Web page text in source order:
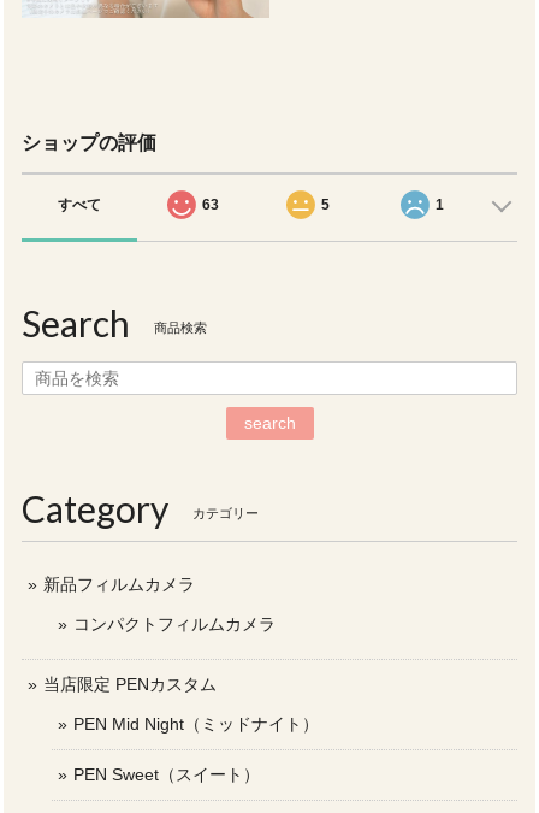
ショップの評価
すべて 63 5 1
Search 商品検索
search
Category カテゴリー
新品フィルムカメラ
コンパクトフィルムカメラ
当店限定 PENカスタム
PEN Mid Night（ミッドナイト）
PEN Sweet（スイート）